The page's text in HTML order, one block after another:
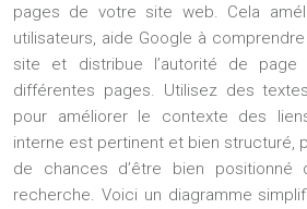
pages de votre site web. Cela
utilisateurs, aide Google à
site et distribue l’autorité de page
différentes pages. Utilisez des
pour améliorer le contexte des
interne est pertinent et bien structuré,
de chances d’être bien positionné
recherche. Voici un diagramme